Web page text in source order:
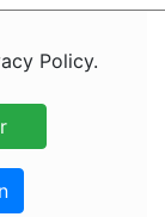
Policy.